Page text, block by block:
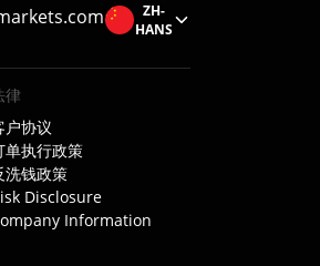
ZH-
HANS
律
户协议
单执行政策
洗钱政策
Disclosure
Information